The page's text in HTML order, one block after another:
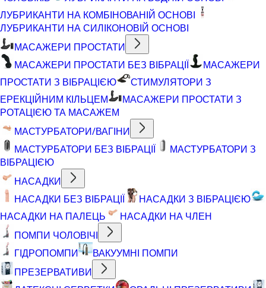
ЛУБРИКАНТИ НА КОМБІНОВАНІЙ ОСНОВІ
ЛУБРИКАНТИ НА СИЛІКОНОВІЙ ОСНОВІ
МАСАЖЕРИ ПРОСТАТИ
МАСАЖЕРИ ПРОСТАТИ БЕЗ ВІБРАЦІЇ
МАСАЖЕРИ
ПРОСТАТИ З ВІБРАЦІЄЮ
СТИМУЛЯТОРИ З
ЕРЕКЦІЙНИМ КІЛЬЦЕМ
МАСАЖЕРИ ПРОСТАТИ З
РОТАЦІЄЮ ТА МАСАЖЕМ
МАСТУРБАТОРИ/ВАГІНИ
МАСТУРБАТОРИ БЕЗ ВІБРАЦІЇ
МАСТУРБАТОРИ З
ВІБРАЦІЄЮ
НАСАДКИ
НАСАДКИ БЕЗ ВІБРАЦІЇ
НАСАДКИ З ВІБРАЦІЄЮ
НАСАДКИ НА ПАЛЕЦЬ
НАСАДКИ НА ЧЛЕН
ПОМПИ ЧОЛОВІЧІ
ГІДРОПОМПИ
ВАКУУМНІ ПОМПИ
ПРЕЗЕРВАТИВИ